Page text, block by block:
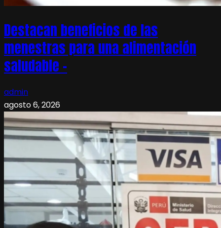
Destacan beneficios de las
menestras para una alimentación
saludable –
admin
agosto 6, 2026